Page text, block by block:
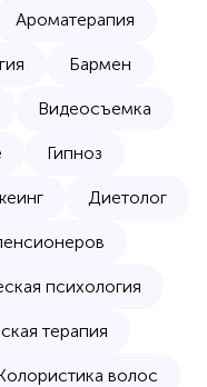
Ароматерапия
Бармен
Видеосъемка
Гипноз
Диетолог
психология
терапия
волос